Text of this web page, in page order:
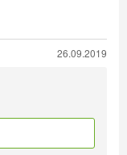
26.09.2019